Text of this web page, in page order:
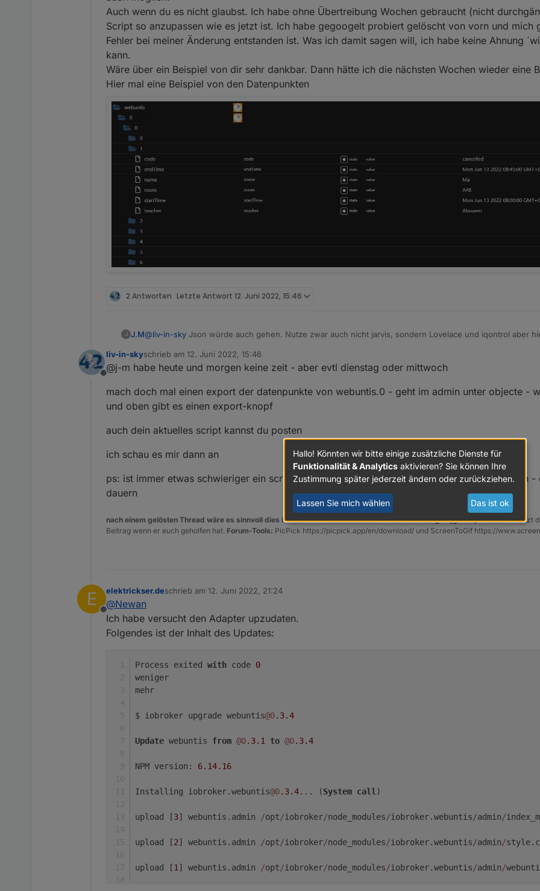
schreibt - dann noch sortieren und das ganze in einen dp schreiben - das ganze html bräüchte man
Auch wenn du es nicht glaubst. Ich habe ohne Übertreibung Wochen gebraucht (nicht
Script so anzupassen wie es jetzt ist. Ich habe gegoogelt probiert gelöscht von vorn und mich
Fehler bei meiner Änderung entstanden ist. Was ich damit sagen will, ich habe keine Ahnung
kann.
Wäre über ein Beispiel von dir sehr dankbar. Dann hätte ich die nächsten Wochen wieder eine
Hier mal eine Beispiel von den Datenpunkten
2 Antworten Letzte Antwort 12. Juni 2022, 15:46
J J.M@liv-in-sky Json würde auch gehen. Nutze zwar auch nicht jarvis, sondern Lovelace und iqontrol aber
Auch wenn du es nicht glaubst. Ich habe ohne Übertreibung Wochen gebraucht (nicht durchgängig ;))
anzupassen wie es jetzt ist. Ich habe gegoogelt probiert gelöscht von vorn und mich gefreut wenn kein
Wäre über ein Beispiel von dir sehr dankbar. Dann hätte ich die nächsten Wochen wieder eine
Hier mal eine Beispiel von den Datenpunkten
Offline
liv-in-skyschrieb am 12. Juni 2022, 15:46
zuletzt editiert von
@j-m habe heute und morgen keine zeit - aber evtl dienstag oder mittwoch
mach doch mal einen export der datenpunkte von webuntis.0 - geht im admin unter objecte -
und oben gibt es einen export-knopf
auch dein aktuelles script kannst du posten
ich schau es mir dann an
ps: ist immer etwas schwieriger ein script eines anderen zu ändern bzw umzuprogrammieren -
dauern
nach einem gelösten Thread wäre es sinnvoll dies in der Überschrift des ersten Posts einzutragen [gelöst]-...Bitte benutzt
Beitrag wenn er euch geholfen hat. Forum-Tools: PicPick https://picpick.app/en/download/ und ScreenToGif https://
E
Offline
elektrickser.deschrieb am 12. Juni 2022, 21:24
zuletzt editiert von
@Newan
Ich habe versucht den Adapter upzudaten.
Folgendes ist der Inhalt des Updates:
Process exited with code 0
weniger
mehr
$ iobroker upgrade webuntis@0.3.4
Update webuntis from @0.3.1 to @0.3.4
NPM version: 6.14.16
Installing iobroker.webuntis@0.3.4... (System call )
upload [3] webuntis.admin /opt/iobroker/node_modules/iobroker.webuntis/admin/
upload [2] webuntis.admin /opt/iobroker/node_modules/iobroker.webuntis/admin/
upload [1 ] webuntis.admin /opt/iobroker/node_modules/iobroker.webuntis/admin/
Hallo! Könnten wir bitte einige zusätzliche Dienste für
Funktionalität & Analytics aktivieren? Sie können Ihre
Zustimmung später jederzeit ändern oder zurückziehen.
Lassen Sie mich wählen Das ist ok